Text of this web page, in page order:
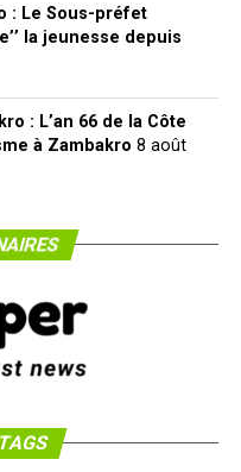
: Le Sous-préfet
la jeunesse depuis
: L’an 66 de la Côte
à Zambakro 8 août